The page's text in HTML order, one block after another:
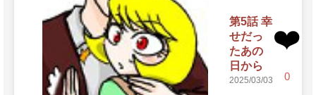
第5話 幸
せだっ
たあの
日から
2025/03/03
❤️
0